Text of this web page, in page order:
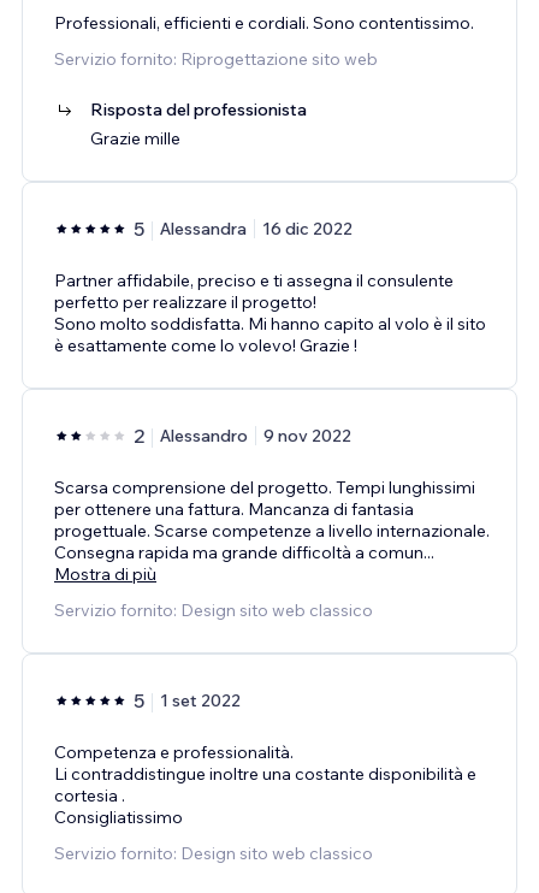
Professionali, efficienti e cordiali. Sono contentissimo.
Servizio fornito: Riprogettazione sito web
Risposta del professionista
Grazie mille
5 Alessandra 16 dic 2022
Partner affidabile, preciso e ti assegna il consulente
perfetto per realizzare il progetto!
Sono molto soddisfatta. Mi hanno capito al volo è il sito
è esattamente come lo volevo! Grazie !
2 Alessandro 9 nov 2022
Scarsa comprensione del progetto. Tempi lunghissimi
per ottenere una fattura. Mancanza di fantasia
progettuale. Scarse competenze a livello internazionale.
Consegna rapida ma grande difficoltà a comun...
Mostra di più
Servizio fornito: Design sito web classico
5 1 set 2022
Competenza e professionalità.
Li contraddistingue inoltre una costante disponibilità e
cortesia .
Consigliatissimo
Servizio fornito: Design sito web classico